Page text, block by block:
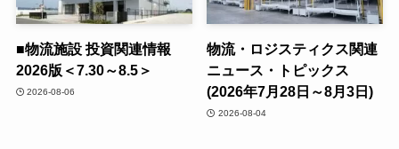
■物流施設 投資関連情報
2026版＜7.30～8.5＞
2026-08-06
物流・ロジスティクス関連
ニュース・トピックス
(2026年7月28日～8月3日)
2026-08-04